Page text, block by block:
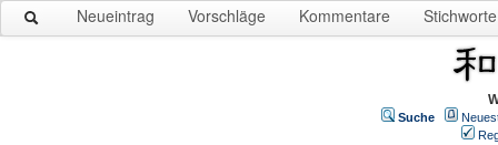
Neueintrag Vorschläge Kommentare Stichworte
Suche